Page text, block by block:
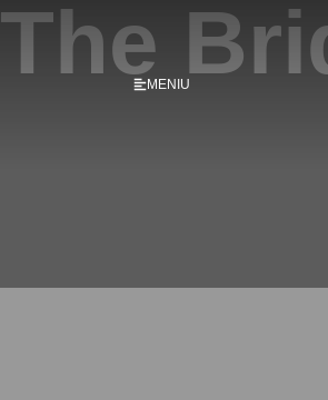
MENIU
The